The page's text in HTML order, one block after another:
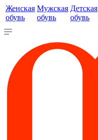
Женская
обувь
Мужская
обувь
Детская
обувь